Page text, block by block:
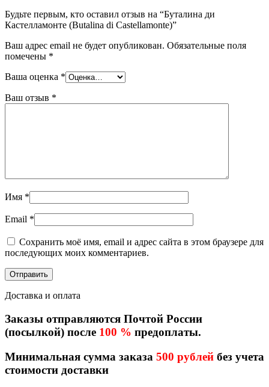
Будьте первым, кто оставил отзыв на “Буталина ди
Кастелламонте (Butalina di Castellamonte)”
Ваш адрес email не будет опубликован. Обязательные поля
помечены *
Ваша оценка *
Ваш отзыв *
Имя *
Email *
Сохранить моё имя, email и адрес сайта в этом браузере для
последующих моих комментариев.
Доставка и оплата
Заказы отправляются Почтой России
(посылкой) после 100 % предоплаты.
Минимальная сумма заказа 500 рублей без учета
стоимости доставки